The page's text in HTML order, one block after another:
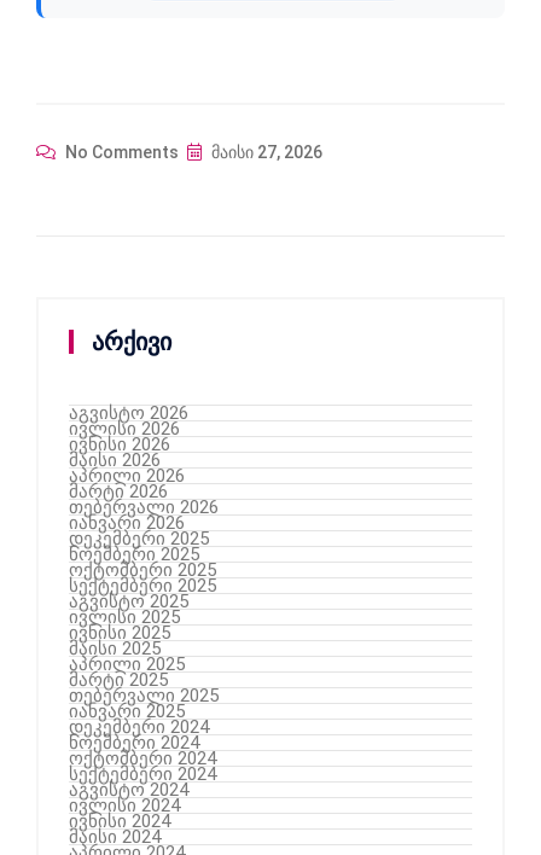
No Comments მაისი 27, 2026
არქივი
აგვისტო 2026
ივლისი 2026
ივნისი 2026
მაისი 2026
აპრილი 2026
მარტი 2026
თებერვალი 2026
იანვარი 2026
დეკემბერი 2025
ნოემბერი 2025
ოქტომბერი 2025
სექტემბერი 2025
აგვისტო 2025
ივლისი 2025
ივნისი 2025
მაისი 2025
აპრილი 2025
მარტი 2025
თებერვალი 2025
იანვარი 2025
დეკემბერი 2024
ნოემბერი 2024
ოქტომბერი 2024
სექტემბერი 2024
აგვისტო 2024
ივლისი 2024
ივნისი 2024
მაისი 2024